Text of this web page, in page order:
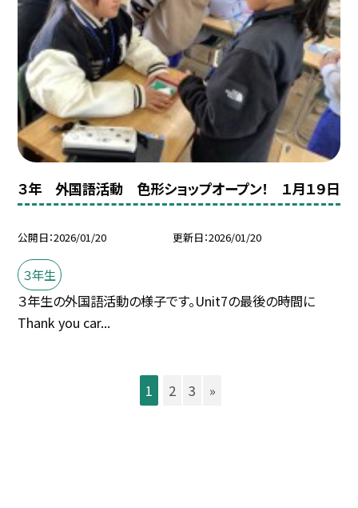
３年 外国語活動 色形ショップオープン！ １月１９日
公開日 2026/01/20 更新日 2026/01/20
３年生
３年生の外国語活動の様子です。Unit7の最後の時間に
Thank you car...
1 2 3 »